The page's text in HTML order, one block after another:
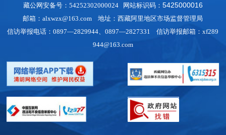
藏公网安备号：54252302000024 网站标识码： 5425000016
邮箱：alxwzx@163.com 地址：西藏阿里地区市场监督管理局
信访举报电话：0897—2829944、0897—2827331 信访举报邮箱：xf289
944@163.com